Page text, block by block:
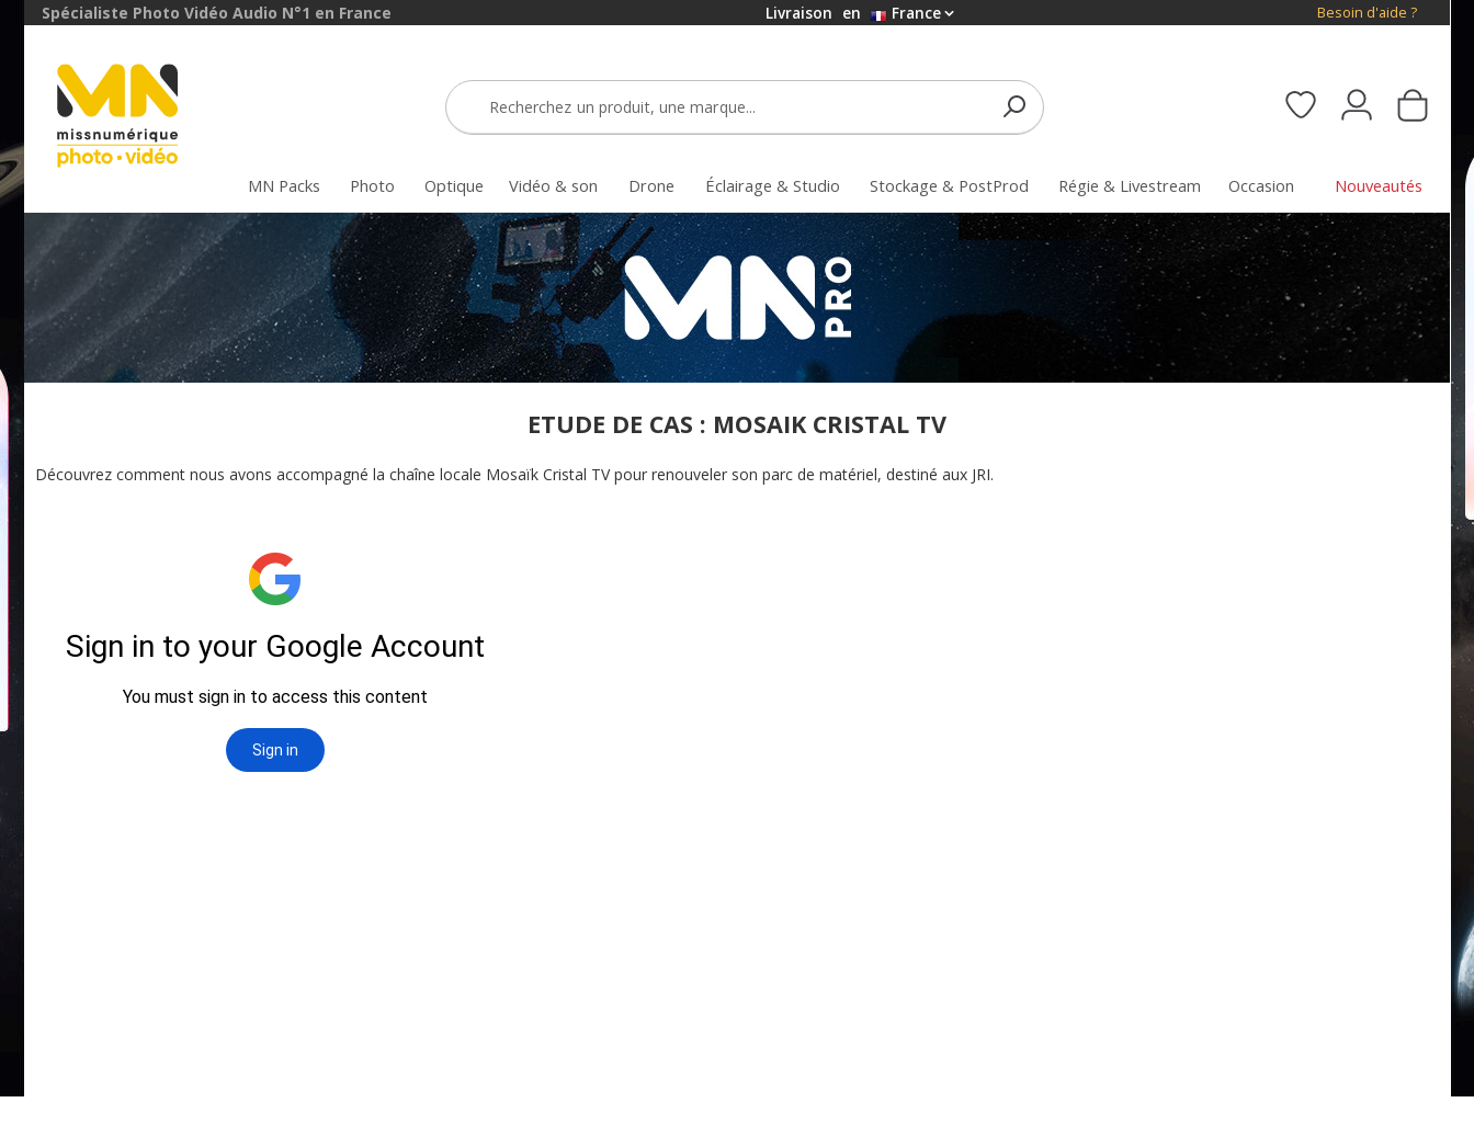
Spécialiste Photo Vidéo Audio N°1 en France Livraison en France Besoin d'aide ?
MN Packs Photo Optique Vidéo & son Drone Éclairage & Studio Stockage & PostProd Régie & Livestream Occasion Nouveautés
ETUDE DE CAS : MOSAIK CRISTAL TV
Découvrez comment nous avons accompagné la chaîne locale Mosaïk Cristal TV pour renouveler son parc de matériel, destiné aux JRI.